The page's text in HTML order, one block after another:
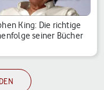
King: Die richtige
seiner Bücher